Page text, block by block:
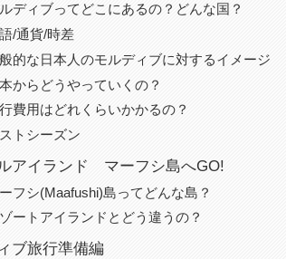
ディブってどこにあるの？どんな国？
/通貨/時差
的な日本人のモルディブに対するイメージ
からどうやっていくの？
費用はどれくらいかかるの？
トシーズン
アイランド マーフシ島へGO!
フシ(Maafushi)島ってどんな島？
ートアイランドとどう違うの？
ブ旅行準備編